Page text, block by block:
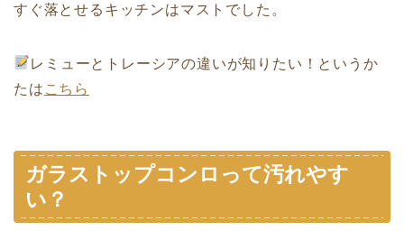
すぐ落とせるキッチンはマストでした。
レミューとトレーシアの違いが知りたい！というか
たは こちら
ガラストップコンロって汚れやす
い？